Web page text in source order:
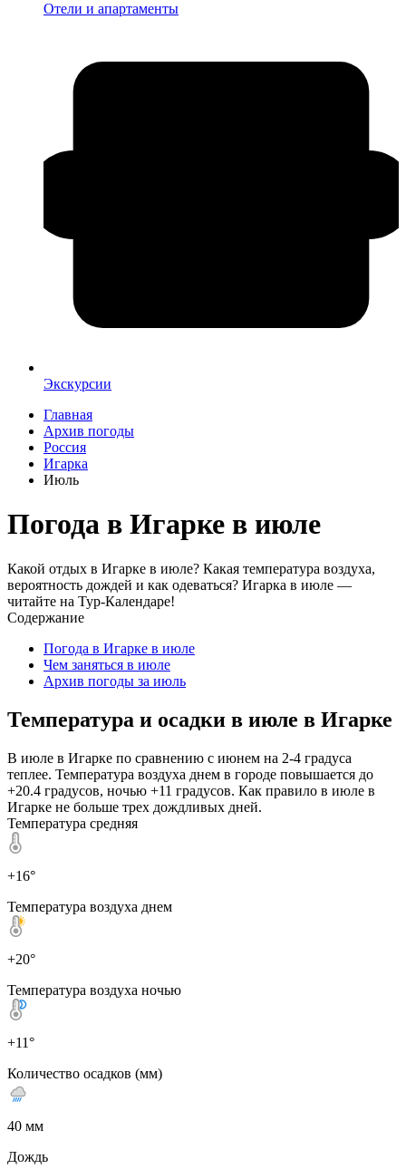
Отели и апартаменты
Экскурсии
Главная
Архив погоды
Россия
Игарка
Июль
Погода в Игарке в июле
Какой отдых в Игарке в июле? Какая температура воздуха,
вероятность дождей и как одеваться? Игарка в июле —
читайте на Тур-Календаре!
Содержание
Погода в Игарке в июле
Чем заняться в июле
Архив погоды за июль
Температура и осадки в июле в Игарке
В июле в Игарке по сравнению с июнем на 2-4 градуса
теплее. Температура воздуха днем в городе повышается до
+20.4 градусов, ночью +11 градусов. Как правило в июле в
Игарке не больше трех дождливых дней.
Температура средняя
+16°
Температура воздуха днем
+20°
Температура воздуха ночью
+11°
Количество осадков (мм)
40 мм
Дождь